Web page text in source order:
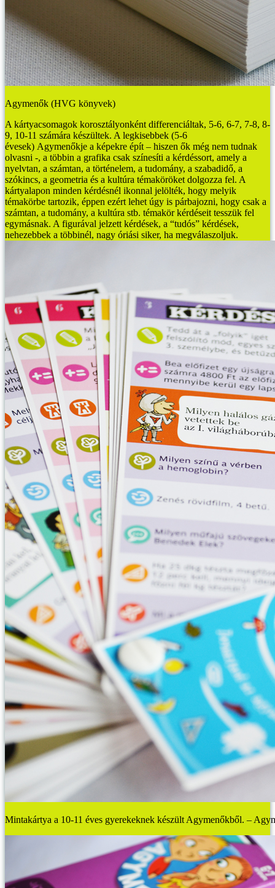
Agymenők (HVG könyvek)
A kártyacsomagok korosztályonként differenciáltak, 5-6, 6-7, 7-8, 8-
9, 10-11 számára készültek. A legkisebbek (5-6
évesek) Agymenőkje a képekre épít – hiszen ők még nem tudnak
olvasni -, a többin a grafika csak színesíti a kérdéssort, amely a
nyelvtan, a számtan, a történelem, a tudomány, a szabadidő, a
szókincs, a geometria és a kultúra témaköröket dolgozza fel. A
kártyalapon minden kérdésnél ikonnal jelölték, hogy melyik
témakörbe tartozik, éppen ezért lehet úgy is párbajozni, hogy csak a
számtan, a tudomány, a kultúra stb. témakör kérdéseit tesszük fel
egymásnak. A figurával jelzett kérdések, a “tudós” kérdések,
nehezebbek a többinél, nagy óriási siker, ha megválaszoljuk.
Mintakártya a 10-11 éves gyerekeknek készült Agymenőkből. –